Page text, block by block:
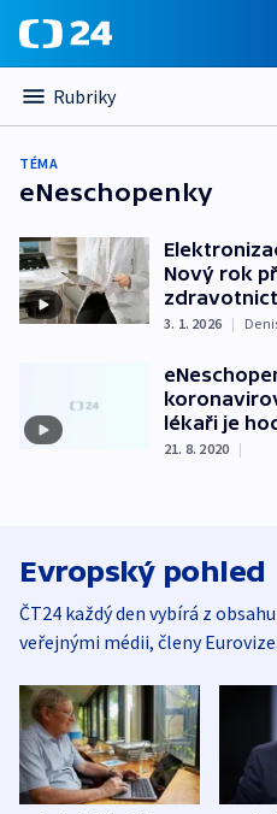
Rubriky
TÉMA
eNeschopenky
Nový rok
3. 1. 2026 |
lékaři je
21. 8. 2020 |
Evropský pohled
ČT24 každý den vybírá z
veřejnými médii, členy Eurovize.